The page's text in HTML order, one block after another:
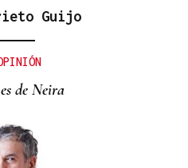
Guijo
de Neira